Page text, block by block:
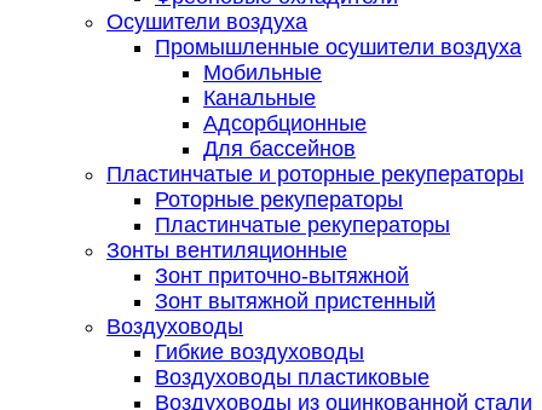
Осушители воздуха
Промышленные осушители воздуха
Мобильные
Канальные
Адсорбционные
Для бассейнов
Пластинчатые и роторные рекуператоры
Роторные рекуператоры
Пластинчатые рекуператоры
Зонты вентиляционные
Зонт приточно-вытяжной
Зонт вытяжной пристенный
Воздуховоды
Гибкие воздуховоды
Воздуховоды пластиковые
Воздуховоды из оцинкованной стали